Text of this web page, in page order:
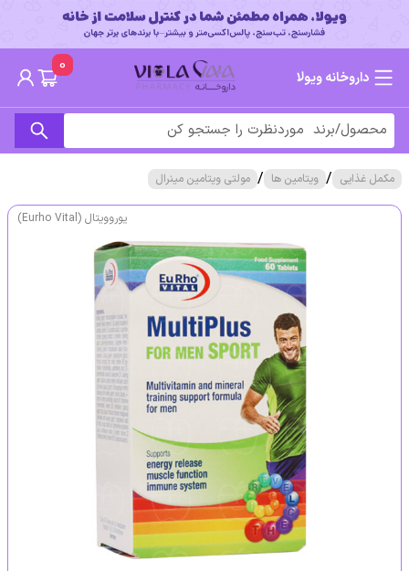
داروخانه ویولا
0
مکمل غذایی / ویتامین ها / مولتی ویتامین مینرال
یوروویتال (Eurho Vital)